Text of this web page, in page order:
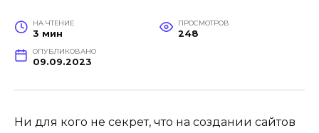
НА ЧТЕНИЕ
3 мин
ПРОСМОТРОВ
248
ОПУБЛИКОВАНО
09.09.2023
Ни для кого не секрет, что на создании сайтов